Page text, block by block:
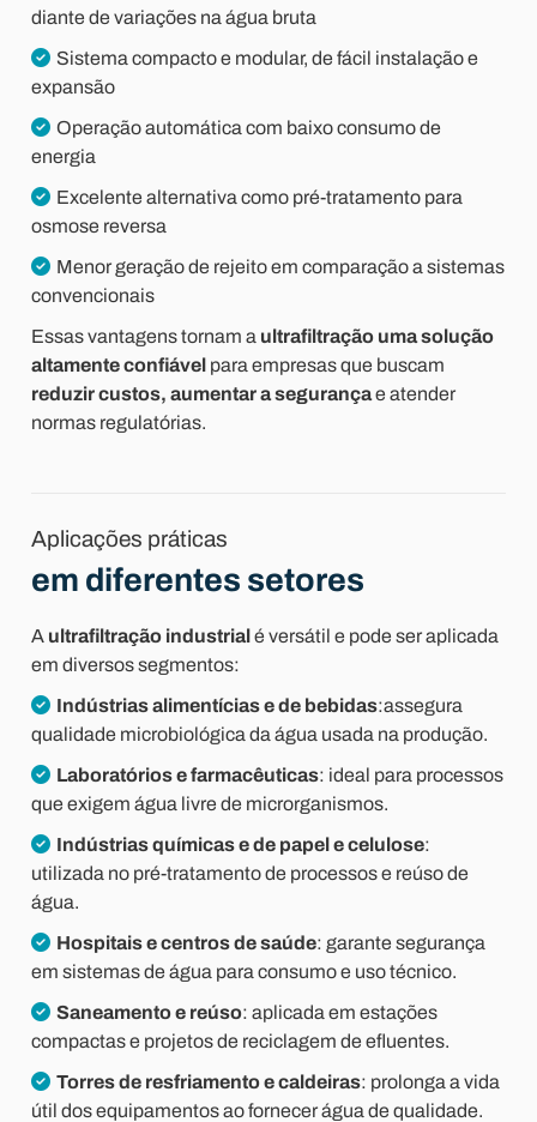
diante de variações na água bruta
Sistema compacto e modular, de fácil instalação e
expansão
Operação automática com baixo consumo de
energia
Excelente alternativa como pré-tratamento para
osmose reversa
Menor geração de rejeito em comparação a sistemas
convencionais
Essas vantagens tornam a ultrafiltração uma solução
altamente confiável para empresas que buscam
reduzir custos, aumentar a segurançae atender
normas regulatórias.
Aplicações práticas
em diferentes setores
A ultrafiltração industrial é versátil e pode ser aplicada
em diversos segmentos:
Indústrias alimentícias e de bebidas:assegura
qualidade microbiológica da água usada na produção.
Laboratórios e farmacêuticas: ideal para processos
que exigem água livre de microrganismos.
Indústrias químicas e de papel e celulose:
utilizada no pré-tratamento de processos e reúso de
água.
Hospitais e centros de saúde: garante segurança
em sistemas de água para consumo e uso técnico.
Saneamento e reúso: aplicada em estações
compactas e projetos de reciclagem de efluentes.
Torres de resfriamento e caldeiras: prolonga a vida
útil dos equipamentos ao fornecer água de qualidade.